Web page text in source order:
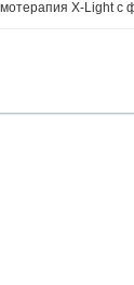
X-Light с